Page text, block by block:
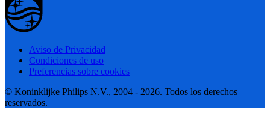
Aviso de Privacidad
Condiciones de uso
Preferencias sobre cookies
© Koninklijke Philips N.V., 2004 - 2026. Todos los derechos
reservados.